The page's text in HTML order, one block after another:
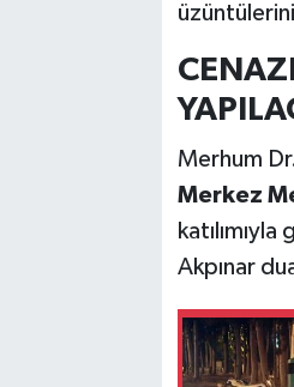
Merhum
Merkez
Akpınar